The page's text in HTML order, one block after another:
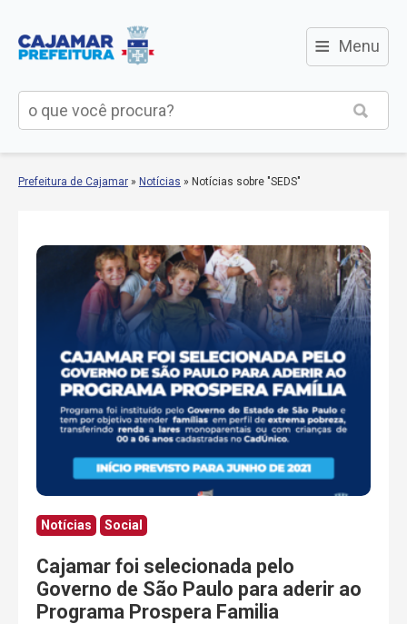
≡ Menu
Prefeitura de Cajamar » Notícias » Notícias sobre "SEDS"
Notícias Social
Cajamar foi selecionada pelo
Governo de São Paulo para aderir ao
Programa Prospera Familia